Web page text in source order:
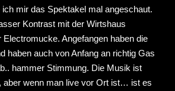
mir das Spektakel mal angeschaut.
Kontrast mit der Wirtshaus
Angefangen haben die
haben auch von Anfang an richtig Gas
hammer Stimmung. Die Musik ist
wenn man live vor Ort ist… ist es